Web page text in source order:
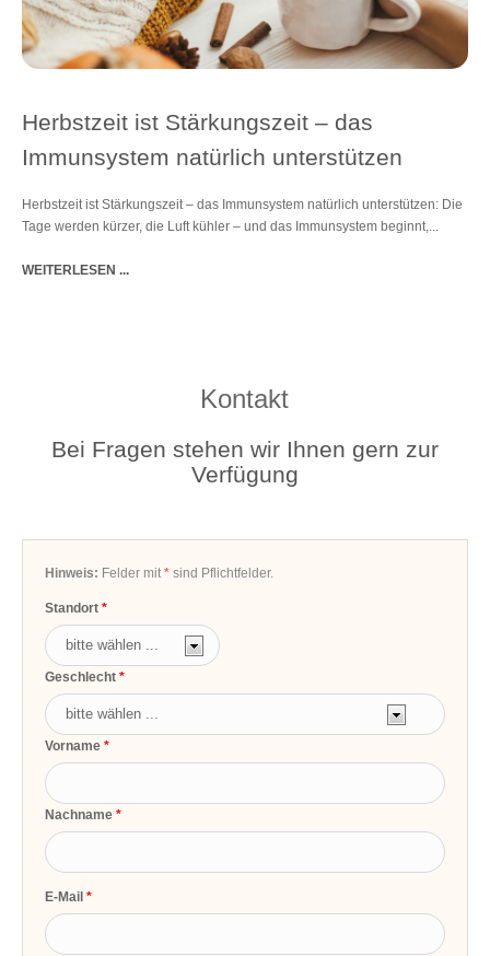
Herbstzeit ist Stärkungszeit ‒ das
Immunsystem natürlich unterstützen
Herbstzeit ist Stärkungszeit ‒ das Immunsystem natürlich unterstützen: Die
Tage werden kürzer, die Luft kühler – und das Immunsystem beginnt,...
WEITERLESEN ...
Kontakt
Bei Fragen stehen wir Ihnen gern zur
Verfügung
Hinweis: Felder mit* sind Pflichtfelder.
Standort
Geschlecht
Vorname
Nachname
E-Mail